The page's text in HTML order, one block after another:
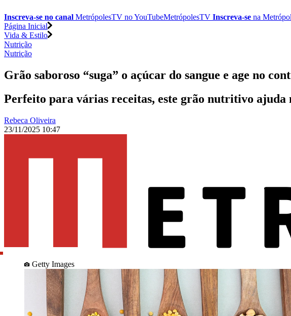
Inscreva-se no canal MetrópolesTV noYouTubeMetrópolesTV Inscreva-se na
Página Inicial
Vida & Estilo
Nutrição
Nutrição
Grão saboroso “suga” o açúcar do sangue e age no
Perfeito para várias receitas, este grão nutritivo ajuda
Rebeca Oliveira
23/11/2025 10:47
Getty Images